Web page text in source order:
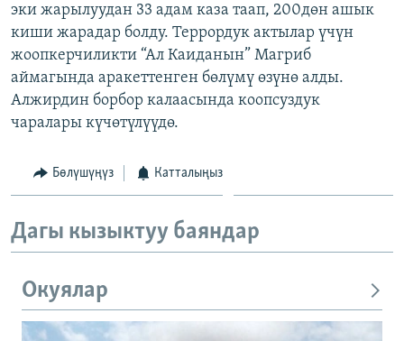
АЗАТТЫК+
ЫҢГАЙСЫЗ СУРООЛОР
ОНЛАЙН ШЕРИНЕ
эки жарылуудан 33 адам каза таап, 200дөн ашык
киши жарадар болду. Террордук актылар үчүн
жоопкерчиликти “Ал Каиданын” Магриб
аймагында аракеттенген бөлүмү өзүнө алды.
Алжирдин борбор калаасында коопсуздук
чаралары күчөтүлүүдө.
Бөлүшүңүз Катталыңыз
Дагы кызыктуу баяндар
Окуялар